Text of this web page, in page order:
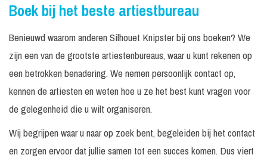
Boek bij het beste artiestbureau
Benieuwd waarom anderen Silhouet Knipster bij ons boeken? We
zijn een van de grootste artiestenbureaus, waar u kunt rekenen op
een betrokken benadering. We nemen persoonlijk contact op,
kennen de artiesten en weten hoe u ze het best kunt vragen voor
de gelegenheid die u wilt organiseren.
Wij begrijpen waar u naar op zoek bent, begeleiden bij het contact
en zorgen ervoor dat jullie samen tot een succes komen. Dus viert